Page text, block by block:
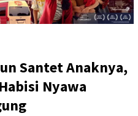
Santet Anaknya,
Nyawa